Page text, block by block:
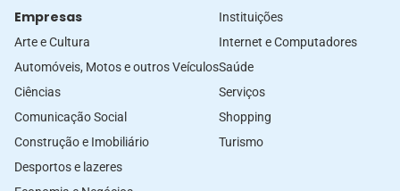
Empresas
Arte e Cultura
Automóveis, Motos e outros Veículos
Ciências
Comunicação Social
Construção e Imobiliário
Desportos e lazeres
Instituições
Internet e Computadores
Saúde
Serviços
Shopping
Turismo